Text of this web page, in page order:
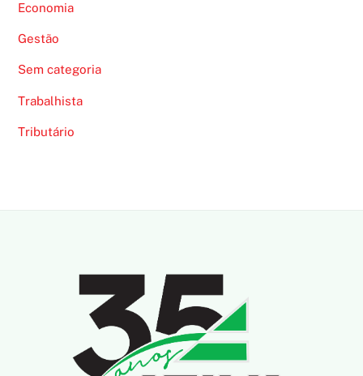
Economia
Gestão
Sem categoria
Trabalhista
Tributário